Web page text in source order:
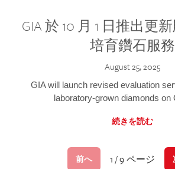
GIA 於 10 月 1 日推出更
培育鑽石服務
August 25, 2025
GIA will launch revised evaluation
laboratory-grown diamonds on
続きを読む
前へ 1 / 9 ページ